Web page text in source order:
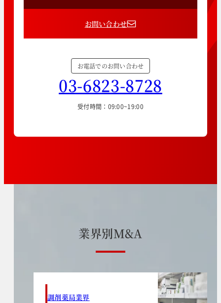
お問い合わせ
お電話でのお問い合わせ
03-6823-8728
受付時間：09:00~19:00
業界別M&A
調剤薬局業界